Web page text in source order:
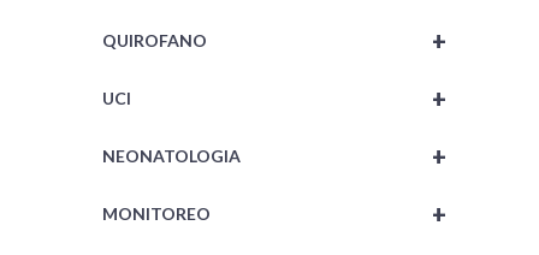
+
QUIROFANO
+
UCI
+
NEONATOLOGIA
+
MONITOREO